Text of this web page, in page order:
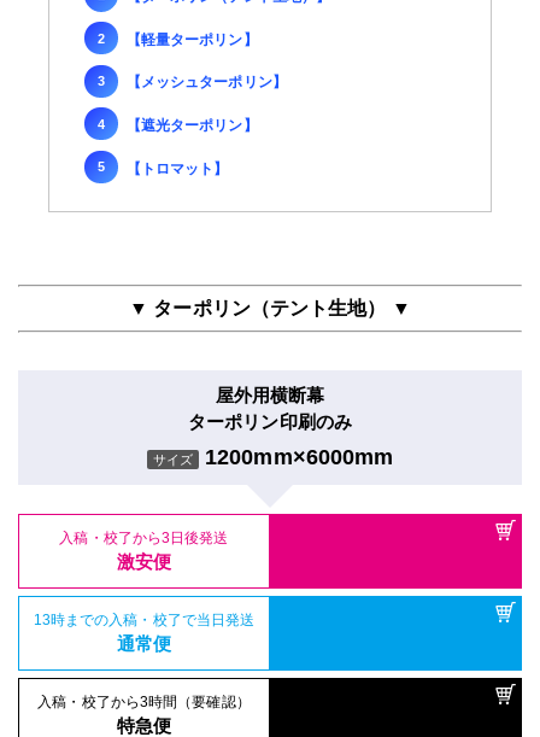
【軽量ターポリン】
【メッシュターポリン】
【遮光ターポリン】
【トロマット】
▼ ターポリン（テント生地） ▼
屋外用横断幕
ターポリン印刷のみ
サイズ 1200mm×6000mm
入稿・校了から3日後発送
激安便
13時までの入稿・校了で当日発送
通常便
入稿・校了から3時間（要確認）
特急便